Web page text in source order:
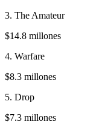
3. The Amateur
$14.8 millones
4. Warfare
$8.3 millones
5. Drop
$7.3 millones